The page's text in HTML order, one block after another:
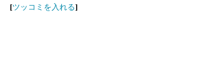
[ツッコミを入れる]